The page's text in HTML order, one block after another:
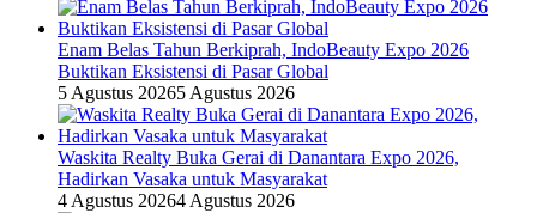
Enam Belas Tahun Berkiprah, IndoBeauty Expo 2026
Buktikan Eksistensi di Pasar Global
5 Agustus 20265 Agustus 2026
Waskita Realty Buka Gerai di Danantara Expo 2026,
Hadirkan Vasaka untuk Masyarakat
4 Agustus 20264 Agustus 2026